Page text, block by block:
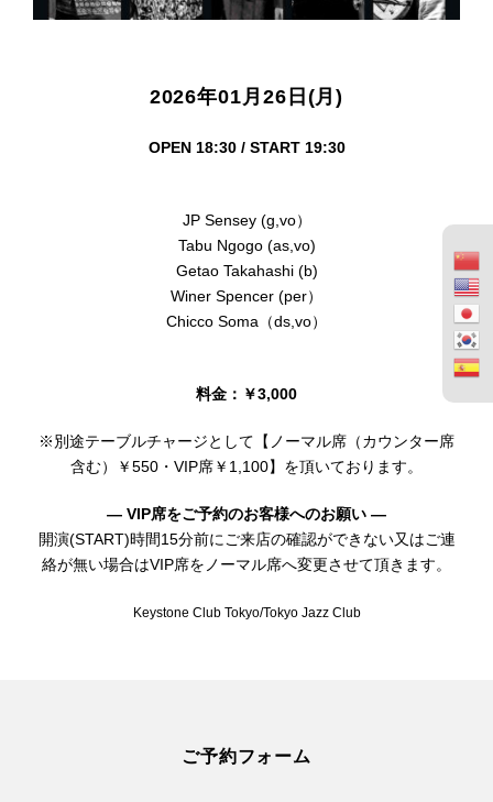
2026年01月26日(月)
OPEN 18:30 / START 19:30
JP Sensey (g,vo）
Tabu Ngogo (as,vo)
Getao Takahashi (b)
Winer Spencer (per）
Chicco Soma（ds,vo）
料金：￥3,000
※別途テーブルチャージとして【ノーマル席（カウンター席
含む）￥550・VIP席￥1,100】を頂いております。
— VIP席をご予約のお客様へのお願い —
開演(START)時間15分前にご来店の確認ができない又はご連
絡が無い場合はVIP席をノーマル席へ変更させて頂きます。
Keystone Club Tokyo/Tokyo Jazz Club
ご予約フォーム